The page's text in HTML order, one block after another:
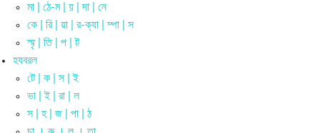
মা | ঠে-ম | য় | দা | নে
কে | রি | য়া | র-ক্যা | ম্পা | স
স্মৃ | তি | প | ট
হযবরল
টে | ক | স | ই
ভা | ই | রা | ল
স | হ | জ | পা | ঠ